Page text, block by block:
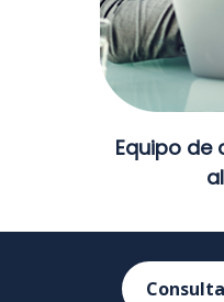
Equipo de